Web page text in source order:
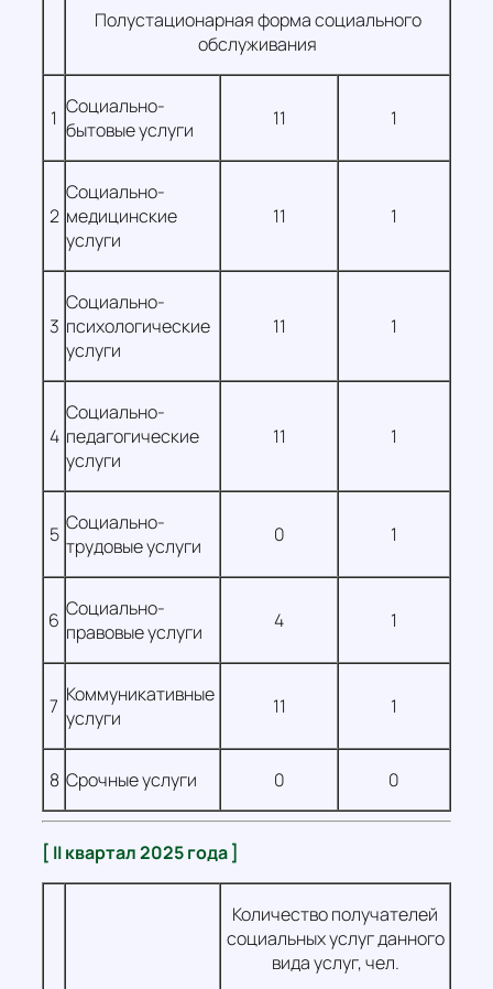
Полустационарная форма социального
обслуживания
1 Социально-
бытовые услуги
11 1
2
Социально-
медицинские
услуги
11 1
3
Социально-
психологические
услуги
11 1
4
Социально-
педагогические
услуги
11 1
5 Социально-
трудовые услуги
0 1
6 Социально-
правовые услуги
4 1
7 Коммуникативные
услуги
11 1
8 Срочные услуги 0 0
[ II квартал 2025 года ]
Количество получателей
социальных услуг данного
вида услуг, чел.